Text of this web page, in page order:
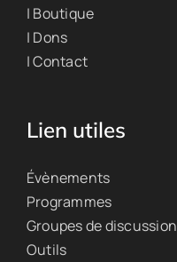
| Boutique
| Dons
| Contact
Lien utiles
Évènements
Programmes
Groupes de discussion
Outils